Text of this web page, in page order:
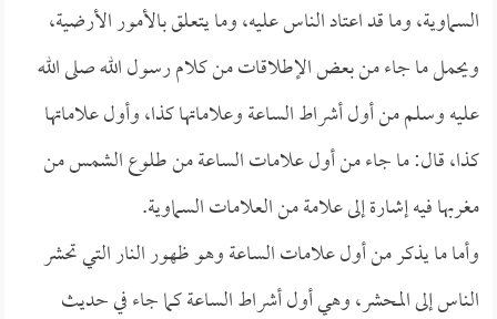
السماوية، وما قد اعتاد الناس عليه، وما يتعلق بالأمور الأرضية،
ويحمل ما جاء من بعض الإطلاقات من كلام رسول الله صلى الله
عليه وسلم من أول أشراط الساعة وعلاماتها كذا، وأول علاماتها
كذا، قال: ما جاء من أول علامات الساعة من طلوع الشمس من
مغربها فيه إشارة إلى علامة من العلامات السماوية.
وأما ما يذكر من أول علامات الساعة وهو ظهور النار التي تحشر
الناس إلى المحشر، وهي أول أشراط الساعة كما جاء في حديث